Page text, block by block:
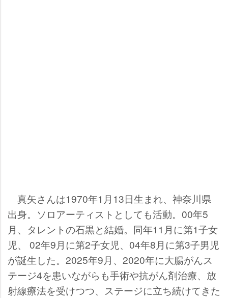
真矢さんは1970年1月13日生まれ、神奈川県
出身。ソロアーティストとしても活動。00年5
月、タレントの石黒と結婚。同年11月に第1子女
児、 02年9月に第2子女児、04年8月に第3子男児
が誕生した。2025年9月、2020年に大腸がんス
テージ4を患いながらも手術や抗がん剤治療、放
射線療法を受けつつ、ステージに立ち続けてきた